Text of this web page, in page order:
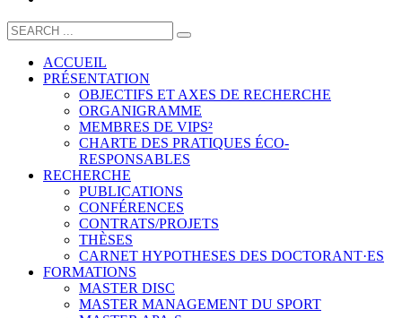
ACCUEIL
PRÉSENTATION
OBJECTIFS ET AXES DE RECHERCHE
ORGANIGRAMME
MEMBRES DE VIPS²
CHARTE DES PRATIQUES ÉCO-
RESPONSABLES
RECHERCHE
PUBLICATIONS
CONFÉRENCES
CONTRATS/PROJETS
THÈSES
CARNET HYPOTHESES DES DOCTORANT·ES
FORMATIONS
MASTER DISC
MASTER MANAGEMENT DU SPORT